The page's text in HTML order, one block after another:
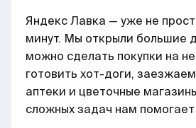
Яндекс Лавка — уже не
минут. Мы открыли большие
можно сделать покупки на
готовить хот-доги,
аптеки и цветочные
сложных задач нам помогает